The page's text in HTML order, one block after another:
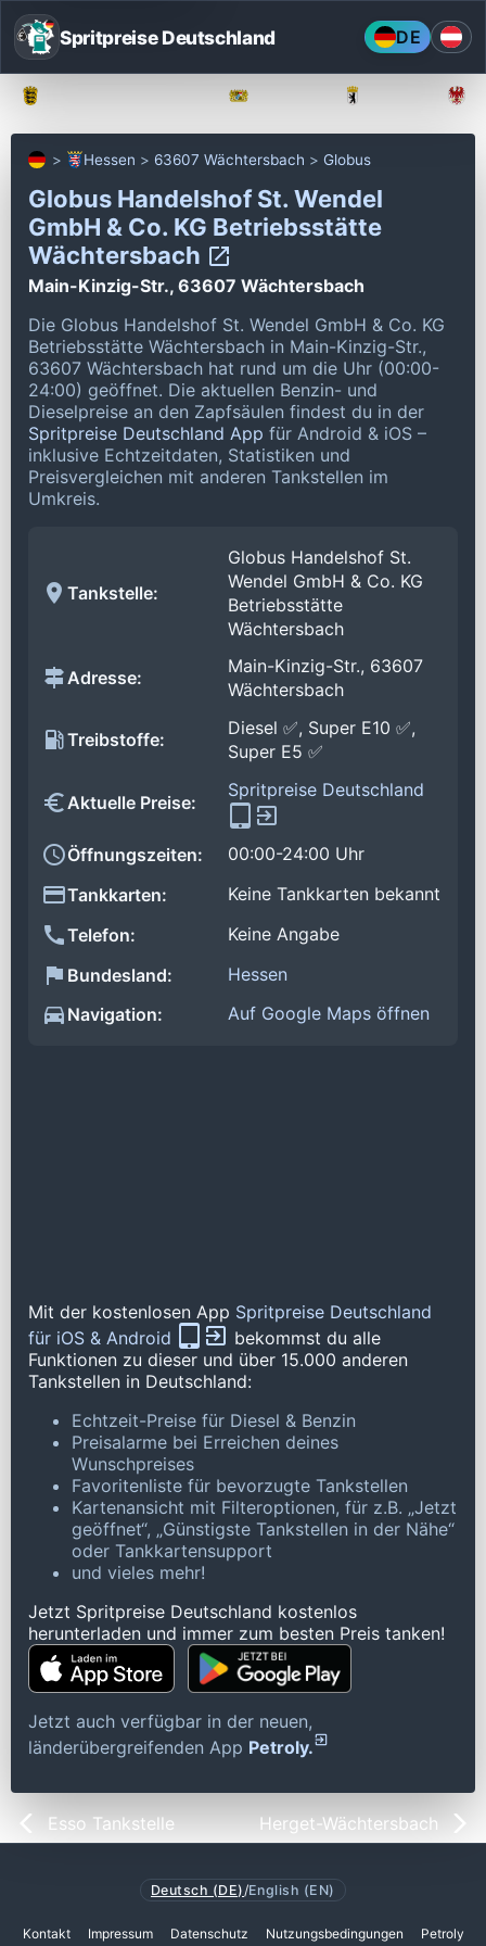
Spritpreise Deutschland DE
Hessen 63607 Wächtersbach Globus
Globus Handelshof St. Wendel
GmbH & Co. KG Betriebsstätte
Wächtersbach
Main-Kinzig-Str., 63607 Wächtersbach
Die Globus Handelshof St. Wendel GmbH & Co. KG
Betriebsstätte Wächtersbach in Main-Kinzig-Str.,
63607 Wächtersbach hat rund um die Uhr (00:00-
24:00) geöffnet. Die aktuellen Benzin- und
Dieselpreise an den Zapfsäulen findest du in der
Spritpreise Deutschland App für Android & iOS –
inklusive Echtzeitdaten, Statistiken und
Preisvergleichen mit anderen Tankstellen im
Umkreis.
Tankstelle:
Globus Handelshof St.
Wendel GmbH & Co. KG
Betriebsstätte
Wächtersbach
Adresse:
Main-Kinzig-Str., 63607
Wächtersbach
Treibstoffe:
Diesel ✅, Super E10 ✅,
Super E5 ✅
Aktuelle Preise:
Spritpreise Deutschland
Öffnungszeiten:
00:00-24:00 Uhr
Tankkarten:
Keine Tankkarten bekannt
Telefon:
Keine Angabe
Bundesland:
Hessen
Navigation:
Auf Google Maps öffnen
Mit der kostenlosen App Spritpreise Deutschland
für iOS & Android
bekommst du alle
Funktionen zu dieser und über 15.000 anderen
Tankstellen in Deutschland:
Echtzeit-Preise für Diesel & Benzin
Preisalarme bei Erreichen deines
Wunschpreises
Favoritenliste für bevorzugte Tankstellen
Kartenansicht mit Filteroptionen, für z.B. „Jetzt
geöffnet“, „Günstigste Tankstellen in der Nähe“
oder Tankkartensupport
und vieles mehr!
Jetzt Spritpreise Deutschland kostenlos
herunterladen und immer zum besten Preis tanken!
Jetzt auch verfügbar in der neuen,
länderübergreifenden App Petroly.
Esso Tankstelle Herget-Wächtersbach
Deutsch (DE) /English (EN)
Kontakt Impressum Datenschutz Nutzungsbedingungen Petroly